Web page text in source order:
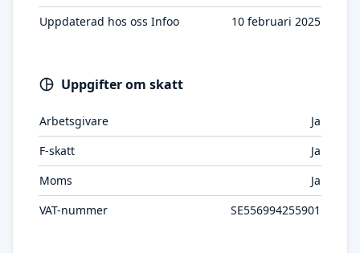
Uppdaterad hos oss Infoo
10 februari 2025
Uppgifter om skatt
Arbetsgivare
Ja
F-skatt
Ja
Moms
Ja
VAT-nummer
SE556994255901